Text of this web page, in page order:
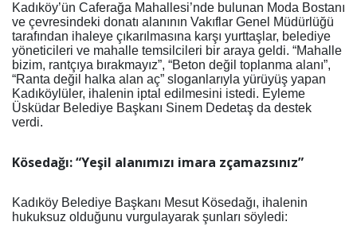
Kadıköy’ün Caferağa Mahallesi’nde bulunan Moda Bostanı
ve çevresindeki donatı alanının Vakıflar Genel Müdürlüğü
tarafından ihaleye çıkarılmasına karşı yurttaşlar, belediye
yöneticileri ve mahalle temsilcileri bir araya geldi. “Mahalle
bizim, rantçıya bırakmayız”, “Beton değil toplanma alanı”,
“Ranta değil halka alan aç” sloganlarıyla yürüyüş yapan
Kadıköylüler, ihalenin iptal edilmesini istedi. Eyleme
Üsküdar Belediye Başkanı Sinem Dedetaş da destek
verdi.
Kösedağı: “Yeşil alanımızı imara zçamazsınız”
Kadıköy Belediye Başkanı Mesut Kösedağı, ihalenin
hukuksuz olduğunu vurgulayarak şunları söyledi: